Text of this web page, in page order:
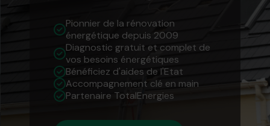
Pionnier de la rénovation
énergétique depuis 2009
Diagnostic gratuit et complet de
vos besoins énergétiques
Bénéficiez d'aides de l'Etat
Accompagnement clé en main
Partenaire TotalEnergies